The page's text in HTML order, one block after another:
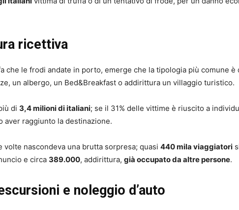
ricettiva
che le frodi andate in porto, emerge che la tipologia più comune è
un albergo, un Bed&Breakfast o addirittura un villaggio turistico.
di 3,4 milioni di italiani; se il 31% delle vittime è riuscito a
aver raggiunto la destinazione.
nascondeva una brutta sorpresa; quasi 440 mila viaggiatori
e circa 389.000, addirittura, già occupato da altre persone.
e noleggio d’auto